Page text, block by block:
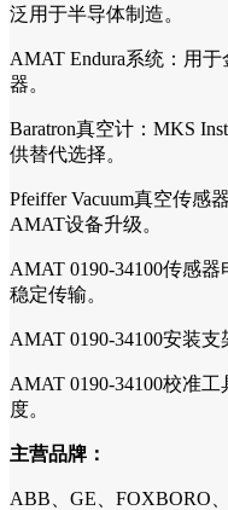
泛用于半导体制造。
AMAT Endura系统：用
器。
Baratron真空计：MKS
供替代选择。
Pfeiffer Vacuum真空传感
AMAT设备升级。
AMAT 0190-34100传感
稳定传输。
AMAT 0190-34100安装
AMAT 0190-34100校准
度。
主营品牌：
ABB、GE、FOXBORO